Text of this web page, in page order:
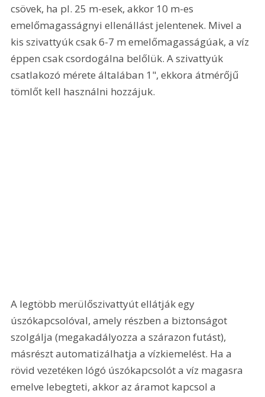
csövek, ha pl. 25 m-esek, akkor 10 m-es
emelőmagasságnyi ellenállást jelentenek. Mivel a
kis szivattyúk csak 6-7 m emelőmagasságúak, a víz
éppen csak csordogálna belőlük. A szivattyúk
csatlakozó mérete általában 1", ekkora átmérőjű
tömlőt kell használni hozzájuk.
A legtöbb merülőszivattyút ellátják egy
úszókapcsolóval, amely részben a biztonságot
szolgálja (megakadályozza a szárazon futást),
másrészt automatizálhatja a vízkiemelést. Ha a
rövid vezetéken lógó úszókapcsolót a víz magasra
emelve lebegteti, akkor az áramot kapcsol a